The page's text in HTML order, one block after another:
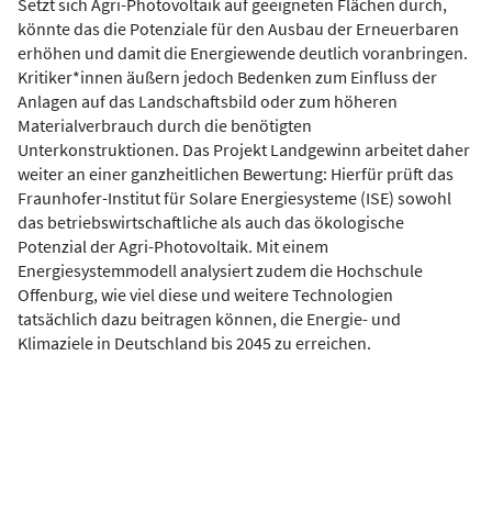
könnte das die Potenziale für den Ausbau der Erneuerbaren
erhöhen und damit die Energiewende deutlich voranbringen.
Kritiker*innen äußern jedoch Bedenken zum Einfluss der
Anlagen auf das Landschaftsbild oder zum höheren
Materialverbrauch durch die benötigten
Unterkonstruktionen. Das Projekt Landgewinn arbeitet daher
weiter an einer ganzheitlichen Bewertung: Hierfür prüft das
Fraunhofer-Institut für Solare Energiesysteme (ISE) sowohl
das betriebswirtschaftliche als auch das ökologische
Potenzial der Agri-Photovoltaik. Mit einem
Energiesystemmodell analysiert zudem die Hochschule
Offenburg, wie viel diese und weitere Technologien
tatsächlich dazu beitragen können, die Energie- und
Klimaziele in Deutschland bis 2045 zu erreichen.